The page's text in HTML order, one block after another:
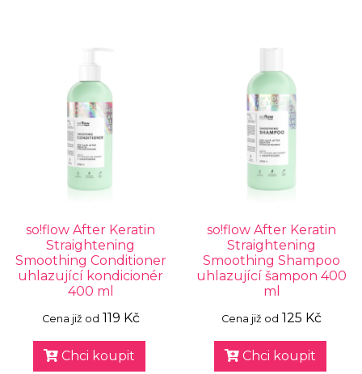
so!flow After Keratin
Straightening
Smoothing Conditioner
uhlazující kondicionér
400 ml
Cena již od 119 Kč
Chci koupit
so!flow After Keratin
Straightening
Smoothing Shampoo
uhlazující šampon 400
ml
Cena již od 125 Kč
Chci koupit